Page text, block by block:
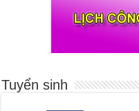
Tuyển sinh